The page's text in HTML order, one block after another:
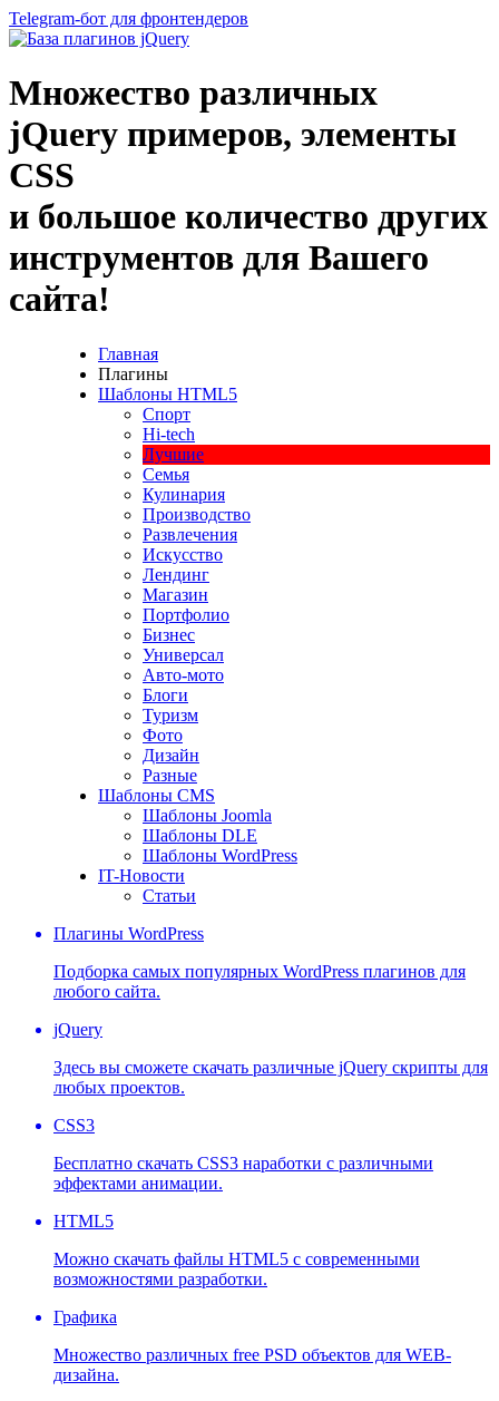
Telegram-бот для фронтендеров
Множество различных
jQuery примеров, элементы
CSS
и большое количество других
инструментов для Вашего
сайта!
Главная
Плагины
Шаблоны HTML5
Спорт
Hi-tech
Лучшие
Семья
Кулинария
Производство
Развлечения
Искусство
Лендинг
Магазин
Портфолио
Бизнес
Универсал
Авто-мото
Блоги
Туризм
Фото
Дизайн
Разные
Шаблоны CMS
Шаблоны Joomla
Шаблоны DLE
Шаблоны WordPress
IT-Новости
Статьи
Плагины WordPress
Подборка самых популярных WordPress плагинов для
любого сайта.
jQuery
Здесь вы сможете скачать различные jQuery скрипты для
любых проектов.
CSS3
Бесплатно скачать CSS3 наработки с различными
эффектами анимации.
HTML5
Можно скачать файлы HTML5 с современными
возможностями разработки.
Графика
Множество различных free PSD объектов для WEB-
дизайна.